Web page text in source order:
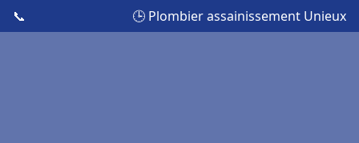
📞 🕒 Plombier assainissement Unieux